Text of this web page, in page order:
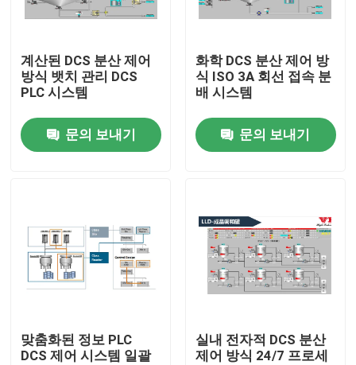
동영상
우리에 대하여
공장 여행
품질 관리
뉴스
인용문을 요구하세요
계산된 DCS 분산 제어
방식 뱃치 관리 DCS
PLC 시스템
문의 보내기
화학 DCS 분산 제어 방
식 ISO 3A 회선 접속 분
배 시스템
문의 보내기
맞춤화된 정보 PLC
DCS 제어 시스템 일괄
실내 전자적 DCS 분산
제어 방식 24/7 프로세